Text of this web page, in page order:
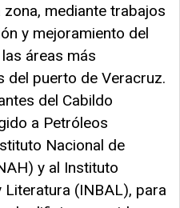
mediante trabajos
y mejoramiento del
áreas más
del puerto de Veracruz.
del Cabildo
a Petróleos
Nacional de
y al Instituto
(INBAL), para